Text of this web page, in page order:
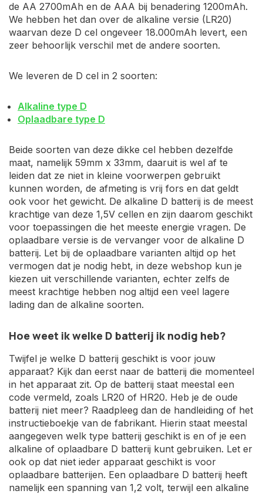
de AA 2700mAh en de AAA bij benadering 1200mAh.
We hebben het dan over de alkaline versie (LR20)
waarvan deze D cel ongeveer 18.000mAh levert, een
zeer behoorlijk verschil met de andere soorten.
We leveren de D cel in 2 soorten:
Alkaline type D
Oplaadbare type D
Beide soorten van deze dikke cel hebben dezelfde
maat, namelijk 59mm x 33mm, daaruit is wel af te
leiden dat ze niet in kleine voorwerpen gebruikt
kunnen worden, de afmeting is vrij fors en dat geldt
ook voor het gewicht. De alkaline D batterij is de meest
krachtige van deze 1,5V cellen en zijn daarom geschikt
voor toepassingen die het meeste energie vragen. De
oplaadbare versie is de vervanger voor de alkaline D
batterij. Let bij de oplaadbare varianten altijd op het
vermogen dat je nodig hebt, in deze webshop kun je
kiezen uit verschillende varianten, echter zelfs de
meest krachtige hebben nog altijd een veel lagere
lading dan de alkaline soorten.
Hoe weet ik welke D batterij ik nodig heb?
Twijfel je welke D batterij geschikt is voor jouw
apparaat? Kijk dan eerst naar de batterij die momenteel
in het apparaat zit. Op de batterij staat meestal een
code vermeld, zoals LR20 of HR20. Heb je de oude
batterij niet meer? Raadpleeg dan de handleiding of het
instructieboekje van de fabrikant. Hierin staat meestal
aangegeven welk type batterij geschikt is en of je een
alkaline of oplaadbare D batterij kunt gebruiken. Let er
ook op dat niet ieder apparaat geschikt is voor
oplaadbare batterijen. Een oplaadbare D batterij heeft
namelijk een spanning van 1,2 volt, terwijl een alkaline